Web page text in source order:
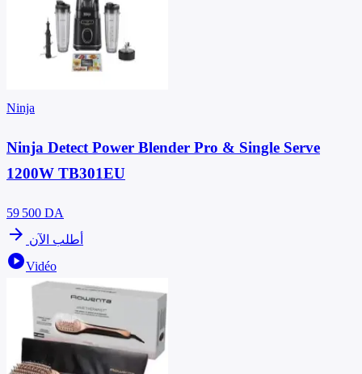
Ninja
Ninja Detect Power Blender Pro & Single Serve
1200W TB301EU
59 500 DA
arrow_forward أطلب الآن
play_circleVidéo